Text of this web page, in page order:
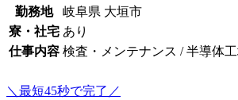
勤務地
岐阜県 大垣市
寮・社宅 あり
仕事内容 検査・メンテナンス / 半導体
＼最短45秒で完了／